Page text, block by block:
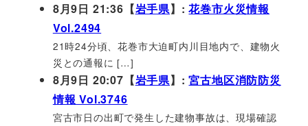
8月9日 21:36【岩手県】:花巻市火災情報
Vol.2494
21時24分頃、花巻市大迫町内川目地内で、建物火
災との通報に […]
8月9日 20:07【岩手県】:宮古地区消防防災
情報 Vol.3746
宮古市日の出町で発生した建物事故は、現場確認